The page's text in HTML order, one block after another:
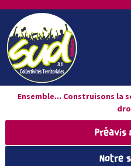
Ensemble... Construisons la
Préavis
Notre